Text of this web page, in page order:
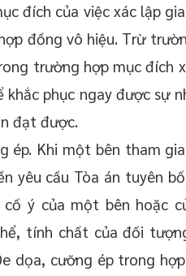
đích của việc xác lập
đồng vô hiệu. Trừ
trường hợp mục đích
phục ngay được sự
đạt được.
ép. Khi một bên tham
yêu cầu Tòa án tuyên
ý của một bên hoặc
tính chất của đối
dọa, cưỡng ép trong